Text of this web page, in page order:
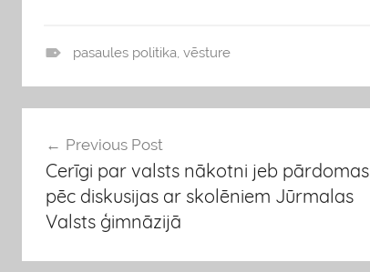
ā
k
u
m
pasaules politika, vēsture
Ziņu
izvēlne
Previous Post
Cerīgi par valsts nākotni jeb pārdomas
pēc diskusijas ar skolēniem Jūrmalas
Valsts ģimnāzijā